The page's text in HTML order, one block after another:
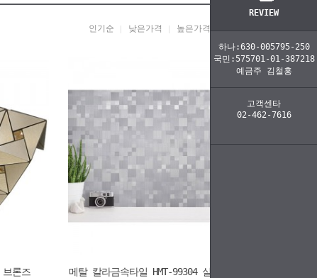
REVIEW
하나:630-005795-250
국민:575701-01-387218
예금주 김철홍
고객센타
02-462-7616
인기순 낮은가격 높은가격
론즈
메탈 칼라금속타일 HMT-99304 실버스테인스퀘